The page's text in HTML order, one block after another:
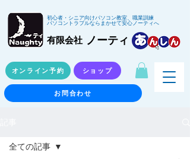
初心者・シニア向けパソコン教室、職業訓練
パソコントラブルならまかせて安心ノーティへ
有限会社 ノーティ
オンライン予約 ショップ
お問合わせ
全ての記事